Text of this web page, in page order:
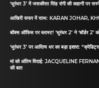
‘धुरंधर 3’ में जसकीरत सिंह रांगी की कहानी पर
आखिरी सफर में साथ: KARAN JOHAR,
बॉक्स ऑफिस पर ब्लास्ट! ‘धुरंधर 2’ ने ‘बॉर्डर 2’
‘धुरंधर 3’ पर आदित्य धर का बड़ा इशारा:
मां को अंतिम विदाई: JACQUELINE
की बात